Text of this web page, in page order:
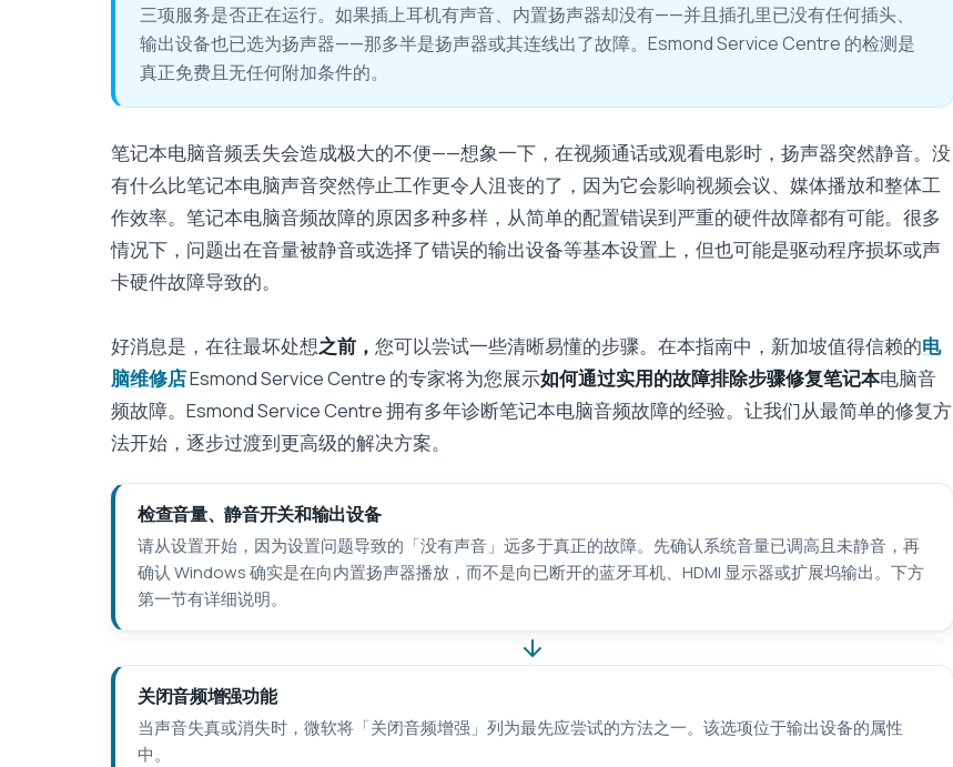
三项服务是否正在运行。如果插上耳机有声音、内置扬声器却没有——并且插孔里已没有任何插头、
输出设备也已选为扬声器——那多半是扬声器或其连线出了故障。Esmond Service Centre 的检测是
真正免费且无任何附加条件的。
笔记本电脑音频丢失会造成极大的不便——想象一下，在视频通话或观看电影时，扬声器突然静音。没
有什么比笔记本电脑声音突然停止工作更令人沮丧的了，因为它会影响视频会议、媒体播放和整体工
作效率。笔记本电脑音频故障的原因多种多样，从简单的配置错误到严重的硬件故障都有可能。很多
情况下，问题出在音量被静音或选择了错误的输出设备等基本设置上，但也可能是驱动程序损坏或声
卡硬件故障导致的。
好消息是，在往最坏处想之前， 您可以尝试一些清晰易懂的步骤。在本指南中，新加坡值得信赖的电
脑维修店Esmond Service Centre 的专家将为您展示如何通过实用的故障排除步骤修复笔记本电脑音
频故障。Esmond Service Centre 拥有多年诊断笔记本电脑音频故障的经验。让我们从最简单的修复方
法开始，逐步过渡到更高级的解决方案。
检查音量、静音开关和输出设备
请从设置开始，因为设置问题导致的「没有声音」远多于真正的故障。先确认系统音量已调高且未静音，再
确认 Windows 确实是在向内置扬声器播放，而不是向已断开的蓝牙耳机、HDMI 显示器或扩展坞输出。下方
第一节有详细说明。
关闭音频增强功能
当声音失真或消失时，微软将「关闭音频增强」列为最先应尝试的方法之一。该选项位于输出设备的属性
中。